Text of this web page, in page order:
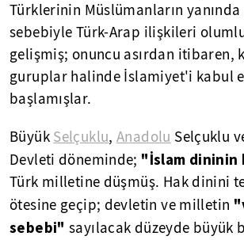
Türklerinin Müslümanların
sebebiyle Türk-Arap ilişkileri
gelişmiş; onuncu asırdan itibaren,
guruplar halinde İslamiyet'i kabul
başlamışlar.
Büyük Selçuklu,Anadolu Selçuklu
Devleti döneminde; "İslam dininin
Türk milletine düşmüş. Hak dinini
ötesine geçip; devletin ve milletin
sebebi"sayılacak düzeyde büyük